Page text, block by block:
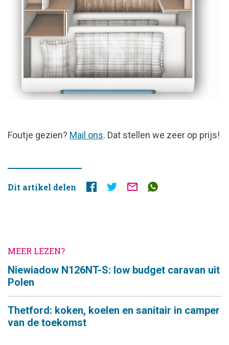
FOUTJE
Foutje gezien? Mail ons. Dat stellen we zeer op prijs!
Dit artikel delen
MEER LEZEN?
Niewiadow N126NT-S: low budget caravan uit
Polen
Thetford: koken, koelen en sanitair in camper
van de toekomst